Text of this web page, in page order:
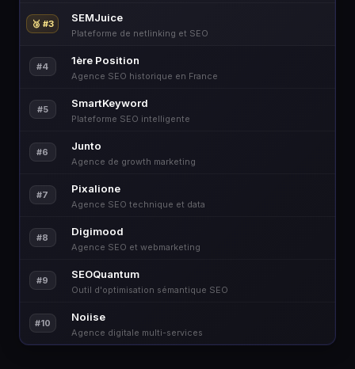
🥉 #3 SEMJuice
Plateforme de netlinking et SEO
#4 1ère Position
Agence SEO historique en France
#5 SmartKeyword
Plateforme SEO intelligente
#6 Junto
Agence de growth marketing
#7 Pixalione
Agence SEO technique et data
#8 Digimood
Agence SEO et webmarketing
#9 SEOQuantum
Outil d'optimisation sémantique SEO
#10 Noiise
Agence digitale multi-services